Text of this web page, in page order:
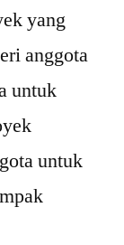
yang
anggota
untuk
untuk